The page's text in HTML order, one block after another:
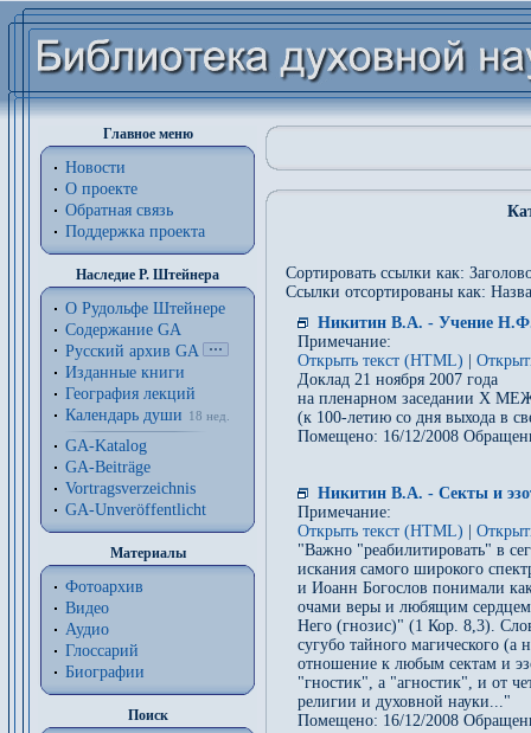
Главное меню
Новости
О проекте
Обратная связь
Поддержка проекта
Наследие Р. Штейнера
О Рудольфе Штейнере
Содержание GA
Русский архив GA
Изданные книги
География лекций
Календарь души
18 нед.
GA-Katalog
GA-Beiträge
Vortragsverzeichnis
GA-Unveröffentlicht
Материалы
Фотоархив
Видео
Аудио
Глоссарий
Биографии
Поиск
Сортировать ссылки как:
Ссылки отсортированы как:
Никитин В.А. - Учение
Примечание:
Открыть текст (HTML)
Доклад 21 ноября 2007 года
на пленарном заседании
(к 100-летию со дня выхода в
Помещено: 16/12/2008
Никитин В.А. - Секты и
Примечание:
Открыть текст (HTML)
"Важно "реабилитировать" в
искания самого широкого
и Иоанн Богослов понимали
очами веры и любящим сердцем
Него (гнозис)" (1 Кор. 8,3).
сугубо тайного магического
отношение к любым сектам и
"гностик", а "агностик", и от
религии и духовной науки..."
Помещено: 16/12/2008